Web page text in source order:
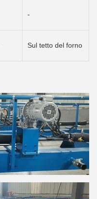
-
Sul tetto del forno